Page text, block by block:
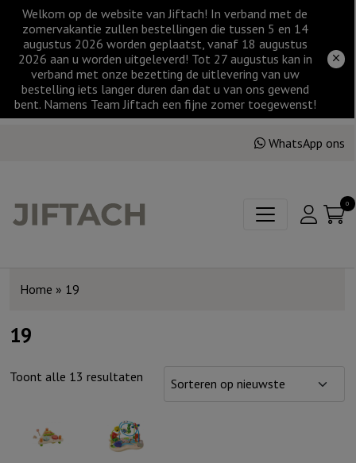
Welkom op de website van Jiftach! In verband met de
zomervakantie zullen bestellingen die tussen 5 en 14
augustus 2026 worden geplaatst, vanaf 18 augustus
2026 aan u worden uitgeleverd! Tot 27 augustus kan in
verband met onze bezetting de uitlevering van uw
bestelling iets langer duren dan dat u van ons gewend
bent. Namens Team Jiftach een fijne zomer toegewenst!
WhatsApp ons
0
Home » 19
19
Toont alle 13 resultaten